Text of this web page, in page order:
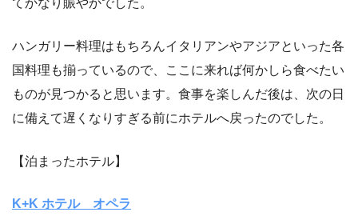
てかなり賑やかでした。
ハンガリー料理はもちろんイタリアンやアジアといった各
国料理も揃っているので、ここに来れば何かしら食べたい
ものが見つかると思います。食事を楽しんだ後は、次の日
に備えて遅くなりすぎる前にホテルへ戻ったのでした。
【泊まったホテル】
K+K ホテル オペラ